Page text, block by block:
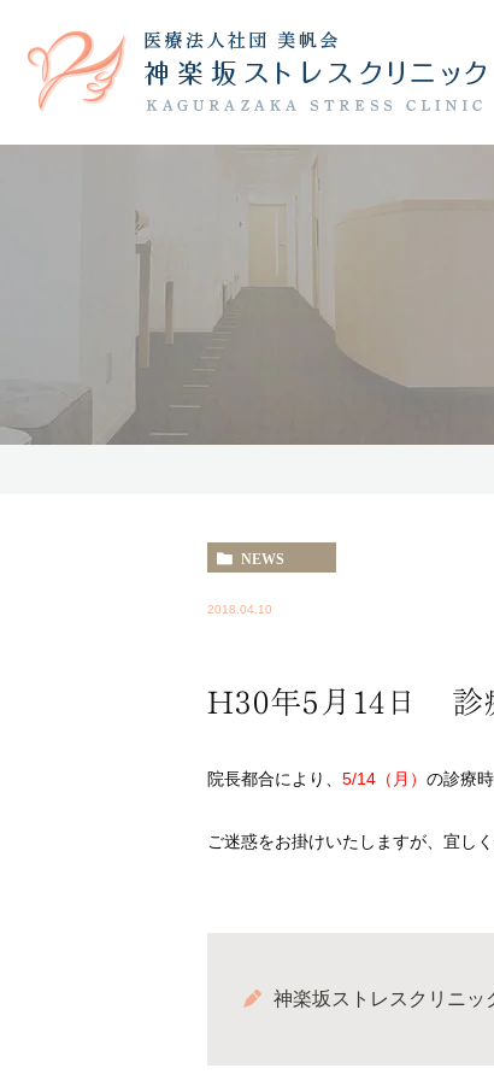
当院の治療について
NEWS
2018.04.10
H30年5月14日 診
院長都合により、 5/14（月） の診療時
ご迷惑をお掛けいたしますが、宜し
神楽坂ストレスクリニッ